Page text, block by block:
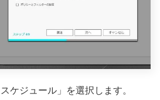
ケジュール」を選択します。